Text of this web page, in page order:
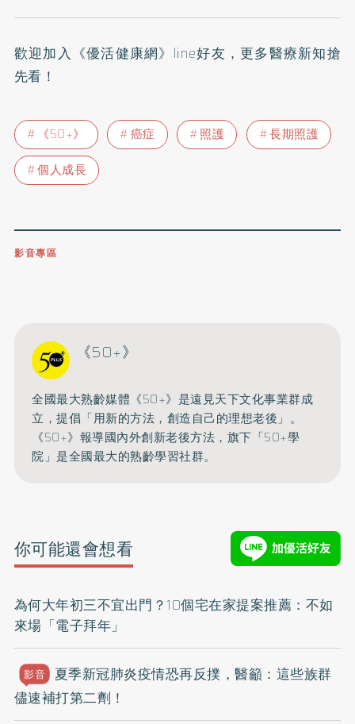
歡迎加入 《優活健康網》line好友 ，更多醫療新知搶
先看！
《50+》 癌症 照護
長期照護
個人成長
影音專區
《50+》
全國最大熟齡媒體《50+》是遠見天下文化事業群成
立，提倡「用新的方法，創造自己的理想老後」。
《50+》報導國內外創新老後方法，旗下「50+學
院」是全國最大的熟齡學習社群。
你可能還會想看
為何大年初三不宜出門？10個宅在家提案推薦：不如
來場「電子拜年」
影音
夏季新冠肺炎疫情恐再反撲，醫籲：這些族群
儘速補打第二劑！